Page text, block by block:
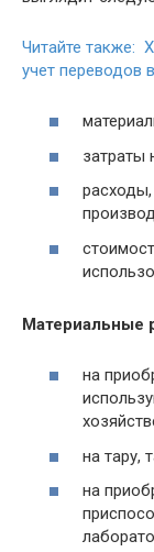
Читайте также:
учет переводов
затраты
расходы,
Материальные
на
на тару,
на